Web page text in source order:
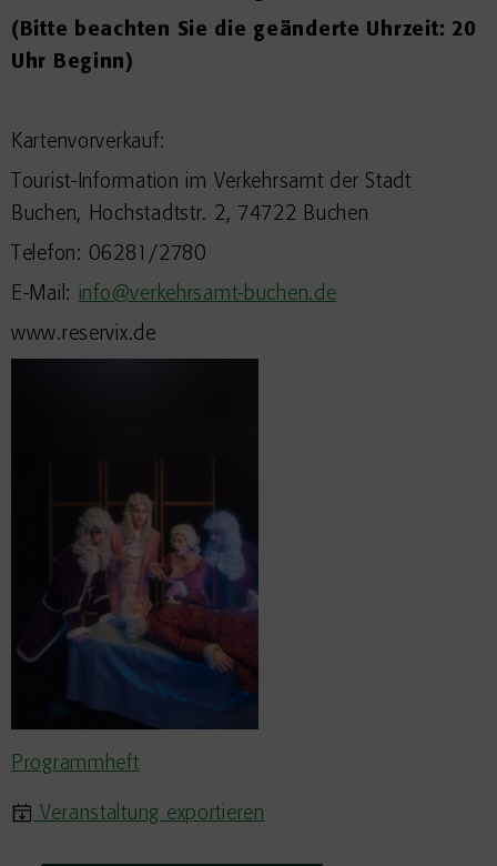
(Bitte beachten Sie die geänderte Uhrzeit: 20
Uhr Beginn)
Kartenvorverkauf:
Tourist-Information im Verkehrsamt der Stadt
Buchen, Hochstadtstr. 2, 74722 Buchen
Telefon: 06281/2780
E-Mail: info@verkehrsamt-buchen.de
www.reservix.de
Programmheft
Veranstaltung exportieren